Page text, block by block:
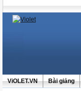
ViOLET.VN Bài giảng